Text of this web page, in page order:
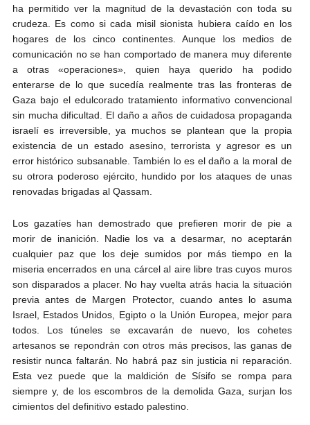
ha permitido ver la magnitud de la devastación con toda su
crudeza. Es como si cada misil sionista hubiera caído en los
hogares de los cinco continentes. Aunque los medios de
comunicación no se han comportado de manera muy diferente
a otras «operaciones», quien haya querido ha podido
enterarse de lo que sucedía realmente tras las fronteras de
Gaza bajo el edulcorado tratamiento informativo convencional
sin mucha dificultad. El daño a años de cuidadosa propaganda
israelí es irreversible, ya muchos se plantean que la propia
existencia de un estado asesino, terrorista y agresor es un
error histórico subsanable. También lo es el daño a la moral de
su otrora poderoso ejército, hundido por los ataques de unas
renovadas brigadas al Qassam.
Los gazatíes han demostrado que prefieren morir de pie a
morir de inanición. Nadie los va a desarmar, no aceptarán
cualquier paz que los deje sumidos por más tiempo en la
miseria encerrados en una cárcel al aire libre tras cuyos muros
son disparados a placer. No hay vuelta atrás hacia la situación
previa antes de Margen Protector, cuando antes lo asuma
Israel, Estados Unidos, Egipto o la Unión Europea, mejor para
todos. Los túneles se excavarán de nuevo, los cohetes
artesanos se repondrán con otros más precisos, las ganas de
resistir nunca faltarán. No habrá paz sin justicia ni reparación.
Esta vez puede que la maldición de Sísifo se rompa para
siempre y, de los escombros de la demolida Gaza, surjan los
cimientos del definitivo estado palestino.